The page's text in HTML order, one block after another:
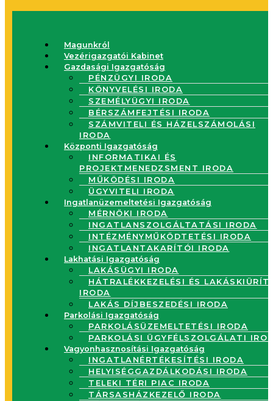
Magunkról
Vezérigazgatói Kabinet
Gazdasági Igazgatóság
PÉNZÜGYI IRODA
KÖNYVELÉSI IRODA
SZEMÉLYÜGYI IRODA
BÉRSZÁMFEJTÉSI IRODA
SZÁMVITELI ÉS HÁZELSZÁMOLÁSI
IRODA
Központi Igazgatóság
INFORMATIKAI ÉS
PROJEKTMENEDZSMENT IRODA
MŰKÖDÉSI IRODA
ÜGYVITELI IRODA
Ingatlanüzemeltetési Igazgatóság
MÉRNÖKI IRODA
INGATLANSZOLGÁLTATÁSI IRODA
INTÉZMÉNYMŰKÖDTETÉSI IRODA
INGATLANTAKARÍTÓI IRODA
Lakhatási Igazgatóság
LAKÁSÜGYI IRODA
HÁTRALÉKKEZELÉSI ÉS
IRODA
LAKÁS DÍJBESZEDÉSI IRODA
Parkolási Igazgatóság
PARKOLÁSÜZEMELTETÉSI IRODA
PARKOLÁSI ÜGYFÉLSZOLGÁLATI
Vagyonhasznosítási Igazgatóság
INGATLANÉRTÉKESÍTÉSI IRODA
HELYISÉGGAZDÁLKODÁSI IRODA
TELEKI TÉRI PIAC IRODA
TÁRSASHÁZKEZELŐ IRODA